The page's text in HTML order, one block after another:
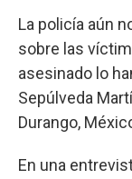
La policía aún
sobre las
asesinado lo
Sepúlveda
Durango,
En una